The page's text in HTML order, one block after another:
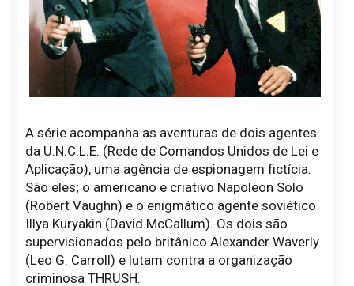
A série acompanha as aventuras de dois agentes
da U.N.C.L.E. (Rede de Comandos Unidos de Lei e
Aplicação), uma agência de espionagem fictícia.
São eles; o americano e criativo Napoleon Solo
(Robert Vaughn) e o enigmático agente soviético
Illya Kuryakin (David McCallum). Os dois são
supervisionados pelo britânico Alexander Waverly
(Leo G. Carroll) e lutam contra a organização
criminosa THRUSH.